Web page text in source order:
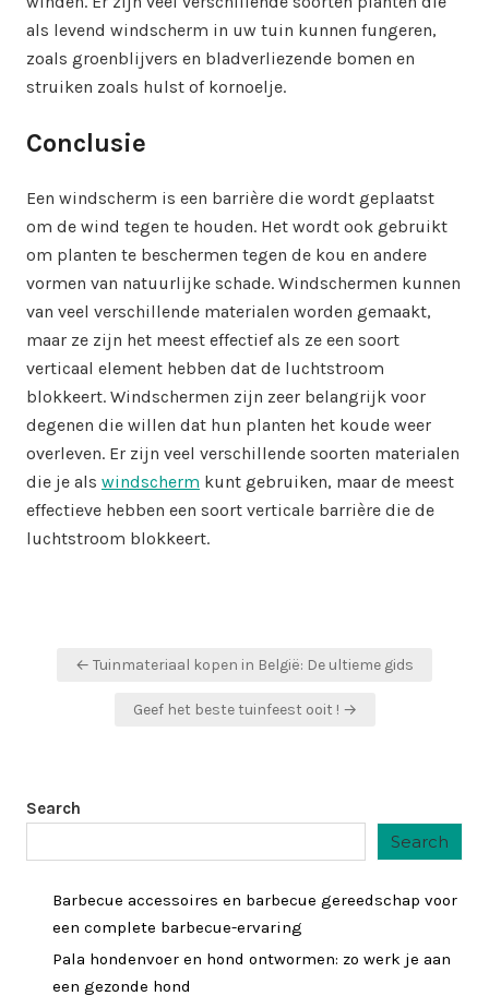
als levend windscherm in uw tuin kunnen fungeren,
zoals groenblijvers en bladverliezende bomen en
struiken zoals hulst of kornoelje.
Conclusie
Een windscherm is een barrière die wordt geplaatst
om de wind tegen te houden. Het wordt ook gebruikt
om planten te beschermen tegen de kou en andere
vormen van natuurlijke schade. Windschermen kunnen
van veel verschillende materialen worden gemaakt,
maar ze zijn het meest effectief als ze een soort
verticaal element hebben dat de luchtstroom
blokkeert. Windschermen zijn zeer belangrijk voor
degenen die willen dat hun planten het koude weer
overleven. Er zijn veel verschillende soorten materialen
die je als windscherm kunt gebruiken, maar de meest
effectieve hebben een soort verticale barrière die de
luchtstroom blokkeert.
Post← Tuinmateriaal kopen in België: De ultieme gids
Geef het beste tuinfeest ooit ! →
Search
Search
Barbecue accessoires en barbecue gereedschap voor
een complete barbecue-ervaring
Pala hondenvoer en hond ontwormen: zo werk je aan
een gezonde hond